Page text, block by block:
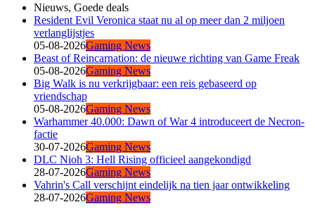
Nieuws, Goede deals
Resident Evil Veronica staat nu al op meer dan 2 miljoen
verlanglijstjes
05-08-2026Gaming News
Beast of Reincarnation: de nieuwe richting van Game Freak
05-08-2026Gaming News
Big Walk is nu verkrijgbaar: een reis gebaseerd op
vriendschap
05-08-2026Gaming News
Warhammer 40.000: Dawn of War 4 introduceert de Necron-
factie
30-07-2026Gaming News
DLC Nioh 3: Hell Rising officieel aangekondigd
28-07-2026Gaming News
Vahrin's Call verschijnt eindelijk na tien jaar ontwikkeling
28-07-2026Gaming News